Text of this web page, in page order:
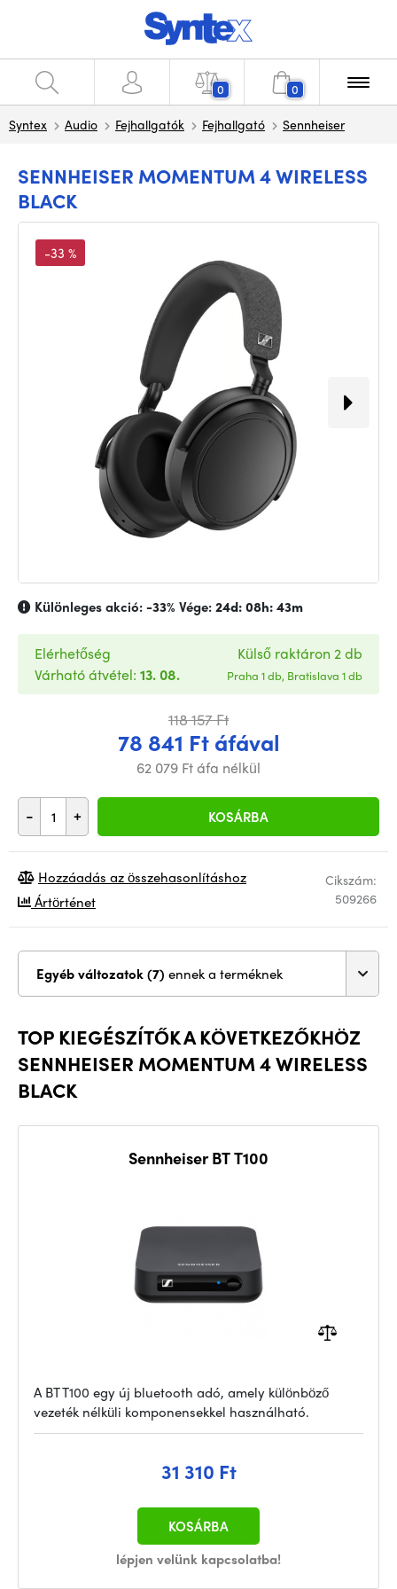
0 0
Syntex Audio Fejhallgatók Fejhallgató Sennheiser
SENNHEISER MOMENTUM 4 WIRELESS
BLACK
-33 %
Különleges akció:-33% Vége:24d: 08h: 43m
118 157 Ft
78 841 Ft áfával
62 079 Ft áfa nélkül
- + KOSÁRBA
Elérhetőség
Várható átvétel: 13. 08.
Külső raktáron 2 db
Praha 1 db, Bratislava 1 db
Cikszám:
509266
Hozzáadás az összehasonlításhoz
Ártörténet
Egyéb változatok (7) ennek a terméknek
TOP KIEGÉSZÍTŐK A KÖVETKEZŐKHÖZ
SENNHEISER MOMENTUM 4 WIRELESS
BLACK
Sennheiser BT T100
A BT T100 egy új bluetooth adó, amely különböző
vezeték nélküli komponensekkel használható.
31 310 Ft
lépjen velünk kapcsolatba!
KOSÁRBA